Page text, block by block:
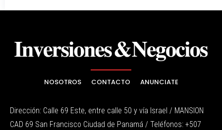
NOSOTROS CONTACTO ANUNCIATE
Dirección: Calle 69 Este, entre calle 50 y vía Israel / MANSION
CAD 69 San Francisco Ciudad de Panamá / Teléfonos: +507